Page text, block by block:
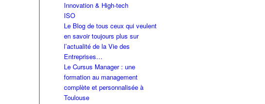
Innovation & High-tech
ISO
Le Blog de tous ceux qui veulent
en savoir toujours plus sur
l’actualité de la Vie des
Entreprises…
Le Cursus Manager : une
formation au management
complète et personnalisée à
Toulouse